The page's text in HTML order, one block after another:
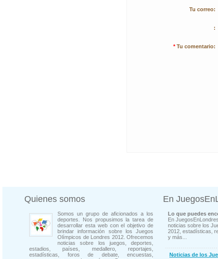
Tu correo:
:
* Tu comentario:
Quienes somos
Somos un grupo de aficionados a los
deportes. Nos propusimos la tarea de
desarrollar esta web con el objetivo de
brindar información sobre los Juegos
Olímpicos de Londres 2012. Ofrecemos
noticias sobre los juegos, deportes,
estadios, países, medallero, reportajes,
estadísticas, foros de debate, encuestas,
En
Lo que puedes
En
noticias sobre los
2012, estadísticas,
y más...
Noticias de los